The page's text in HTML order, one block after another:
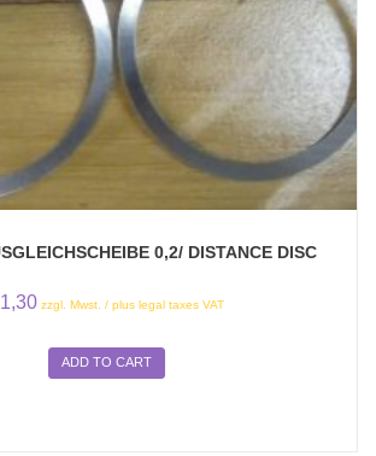
0,2/ DISTANCE DISC
1,30 zzgl. Mwst. / plus legal taxes VAT
ADD TO CART